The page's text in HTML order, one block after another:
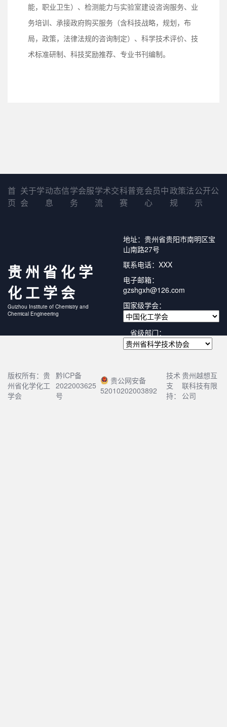
能，职业卫生）、检测能力与实验室建设咨询服务、业
务培训、承接政府购买服务（含科技战略，规划，布
局，政策，法律法规的咨询制定）、科学技术评价、技
术标准研制、科技奖励推荐、专业书刊编制。
首
页
关于学
会
动态信
息
学会服
务
学术交
流
科普竞
赛
会员中
心
政策法
规
公开公
示
贵州省化学
化工学会
Guizhou Institute of Chemistry and
Chemical Engineering
地址：贵州省贵阳市南明区宝
山南路27号
联系电话：XXX
电子邮箱：
gzshgxh@126.com
国家级学会：
省级部门：
版权所有：贵
州省化学化工
学会
黔ICP备
2022003625
号
贵公网安备
52010202003892
技术
支
持：
贵州越想互
联科技有限
公司